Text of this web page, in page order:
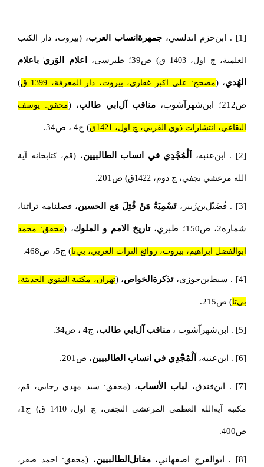
[1] . ابن‌حزم اندلسي، جمهرة‌انساب العرب، (بيروت، دار الكتب
العلمية، چ اول، 1403 ق ) ص39؛ طبرسي، اعلام الوَري باعلام
الهُدي، (مصحح: علي اكبر غفاري، بيروت، دار المعرفة، 1399 ق )
ص212؛ ابن‌شهرآشوب، مناقب آل‌ابي طالب، (محقق: يوسف
البقاعي، انتشارات ذوي القربي، چ اول، 1421ق ) ج4 ، ص34.
[2] . ابن‌عنبه، اَلْمُجْدِي في انساب الطالبيين، (قم، كتابخانه آية
الله مرعشي نجفي، چ دوم، 1422ق ) ص201.
[3] . فُضَيْل‌بن‌زَبير،تَسْمِيَةُ مَنْ قُتِلَ مَع الحسين، فصلنامه تراثنا،
شماره2، ‌ص150؛ طبري،‌ تاريخ الامم و الملوك،‌ (محقق: محمد
ابوالفضل ابراهيم، بيروت، روائع التراث العربي، بي‌تا) ج5، ‌ص468.
[4] . سبط‌بن‌جوزي،تذكرة‌الخواص، (تهران، مكتبة النينوي الحديثة،
بي‌تا) ص215.
[5] . ابن‌شهرآشوب ، مناقب آل‌ابي طالب، ج4 ، ص34.
[6] . ابن‌عنبه، اَلْمُجْدِي في انساب الطالبيين، ص201.
[7] . ابن‌فندق، لباب الأنساب، (محقق: سيد مهدي رجايي، قم،
مكتبة آيةالله العظمي المرعشي النجفي، چ اول، 1410 ق ) ج1،
ص400.
[8] . ابوالفرج اصفهاني،مقاتل‌الطالبيين، (محقق: احمد صقر،